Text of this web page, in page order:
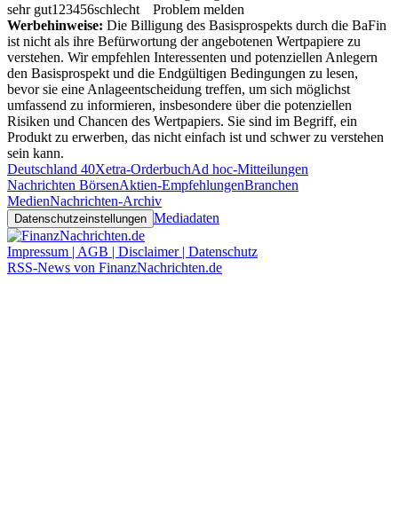
sehr gut1 23456schlecht
Problem melden
Werbehinweise: Die Billigung des Basisprospekts durch die BaFin
ist nicht als ihre Befürwortung der angebotenen Wertpapiere zu
verstehen. Wir empfehlen Interessenten und potenziellen Anlegern
den Basisprospekt und die Endgültigen Bedingungen zu lesen,
bevor sie eine Anlageentscheidung treffen, um sich möglichst
umfassend zu informieren, insbesondere über die potenziellen
Risiken und Chancen des Wertpapiers. Sie sind im Begriff, ein
Produkt zu erwerben, das nicht einfach ist und schwer zu verstehen
sein kann.
Deutschland 40Xetra-OrderbuchAd hoc-Mitteilungen
Nachrichten BörsenAktien-EmpfehlungenBranchen
MedienNachrichten-Archiv
Datenschutzeinstellungen Mediadaten
Impressum | AGB | Disclaimer | Datenschutz
RSS-News von FinanzNachrichten.de